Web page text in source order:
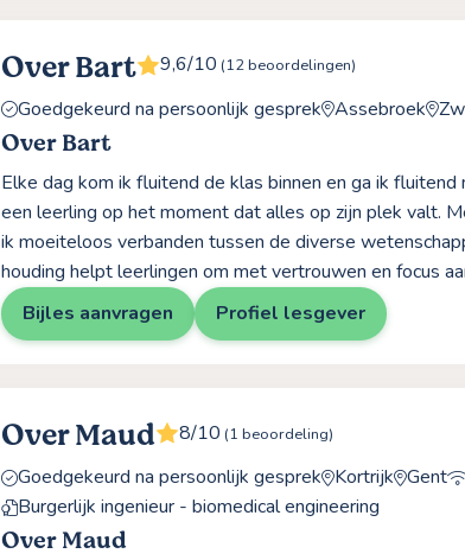
Over Bart 9,6/10 (12 beoordelingen)
Goedgekeurd na persoonlijk gesprek Assebroek
Over Bart
Elke dag kom ik fluitend de klas binnen en ga ik fluitend
een leerling op het moment dat alles op zijn plek valt.
ik moeiteloos verbanden tussen de diverse
houding helpt leerlingen om met vertrouwen en focus
Bijles aanvragen
Profiel lesgever
Over Maud 8/10 (1 beoordeling)
Goedgekeurd na persoonlijk gesprek Kortrijk Gent
Burgerlijk ingenieur - biomedical engineering
Over Maud